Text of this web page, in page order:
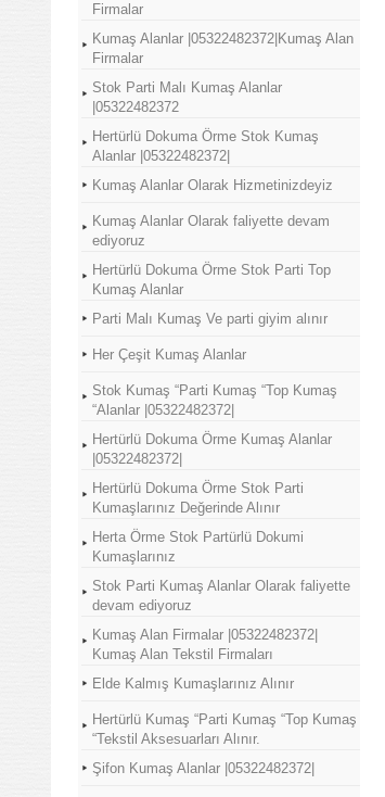
Firmalar
Kumaş Alanlar |05322482372|Kumaş Alan
Firmalar
Stok Parti Malı Kumaş Alanlar
|05322482372
Hertürlü Dokuma Örme Stok Kumaş
Alanlar |05322482372|
Kumaş Alanlar Olarak Hizmetinizdeyiz
Kumaş Alanlar Olarak faliyette devam
ediyoruz
Hertürlü Dokuma Örme Stok Parti Top
Kumaş Alanlar
Parti Malı Kumaş Ve parti giyim alınır
Her Çeşit Kumaş Alanlar
Stok Kumaş “Parti Kumaş “Top Kumaş
“Alanlar |05322482372|
Hertürlü Dokuma Örme Kumaş Alanlar
|05322482372|
Hertürlü Dokuma Örme Stok Parti
Kumaşlarınız Değerinde Alınır
Herta Örme Stok Partürlü Dokumi
Kumaşlarınız
Stok Parti Kumaş Alanlar Olarak faliyette
devam ediyoruz
Kumaş Alan Firmalar |05322482372|
Kumaş Alan Tekstil Firmaları
Elde Kalmış Kumaşlarınız Alınır
Hertürlü Kumaş “Parti Kumaş “Top Kumaş
“Tekstil Aksesuarları Alınır.
Şifon Kumaş Alanlar |05322482372|